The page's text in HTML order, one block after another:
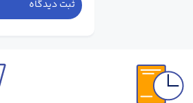
ثبت دیدگاه